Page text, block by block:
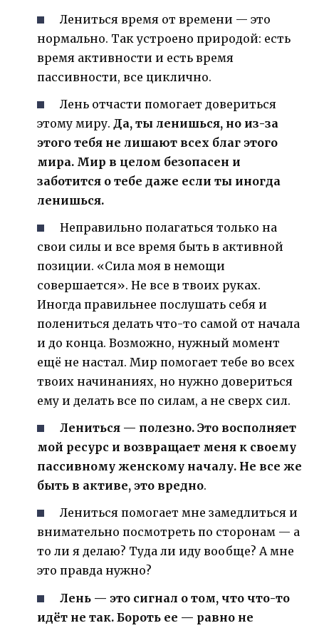
Лениться время от времени — это
нормально. Так устроено природой: есть
время активности и есть время
пассивности, все циклично.
Лень отчасти помогает довериться
этому миру. Да, ты ленишься, но из-за
этого тебя не лишают всех благ этого
мира. Мир в целом безопасен и
заботится о тебе даже если ты иногда
ленишься.
Неправильно полагаться только на
свои силы и все время быть в активной
позиции. «Сила моя в немощи
совершается». Не все в твоих руках.
Иногда правильнее послушать себя и
полениться делать что-то самой от начала
и до конца. Возможно, нужный момент
ещё не настал. Мир помогает тебе во всех
твоих начинаниях, но нужно довериться
ему и делать все по силам, а не сверх сил.
Лениться — полезно. Это восполняет
мой ресурс и возвращает меня к своему
пассивному женскому началу. Не все же
быть в активе, это вредно.
Лениться помогает мне замедлиться и
внимательно посмотреть по сторонам — а
то ли я делаю? Туда ли иду вообще? А мне
это правда нужно?
Лень — это сигнал о том, что что-то
идёт не так. Бороть ее — равно не